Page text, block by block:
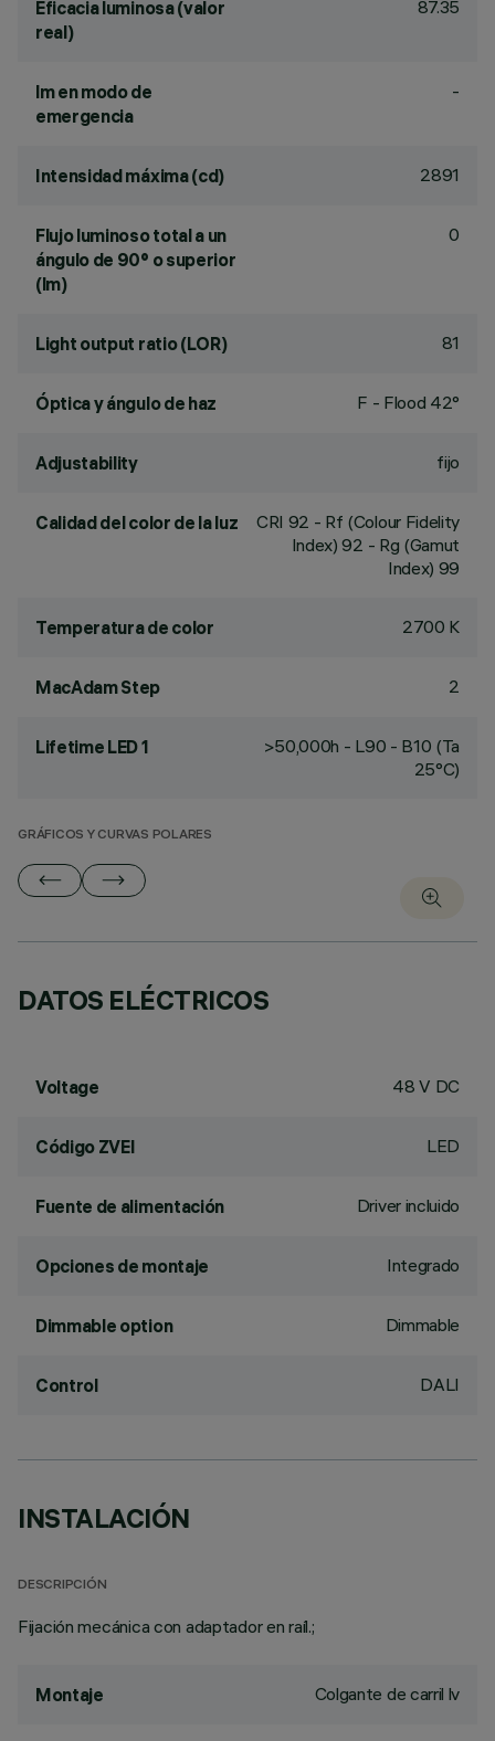
Eficacia luminosa (valor
real)
87.35
lm en modo de
emergencia
-
Intensidad máxima (cd) 2891
Flujo luminoso total a un
ángulo de 90° o superior
(lm)
0
Light output ratio (LOR) 81
Óptica y ángulo de haz F - Flood 42°
Adjustability fijo
Calidad del color de la luz CRI 92 - Rf (Colour Fidelity
Index) 92 - Rg (Gamut
Index) 99
Temperatura de color 2700 K
MacAdam Step 2
Lifetime LED 1
>50,000h - L90 - B10 (Ta
25°C)
GRÁFICOS Y CURVAS POLARES
DATOS ELÉCTRICOS
Voltage 48 V DC
Código ZVEI LED
Fuente de alimentación Driver incluido
Opciones de montaje Integrado
Dimmable option Dimmable
Control DALI
INSTALACIÓN
DESCRIPCIÓN
Fijación mecánica con adaptador en raíl.;
Montaje Colgante de carril lv